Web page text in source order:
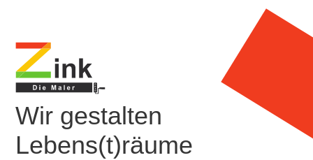
Wir gestalten
Lebens(t)räume